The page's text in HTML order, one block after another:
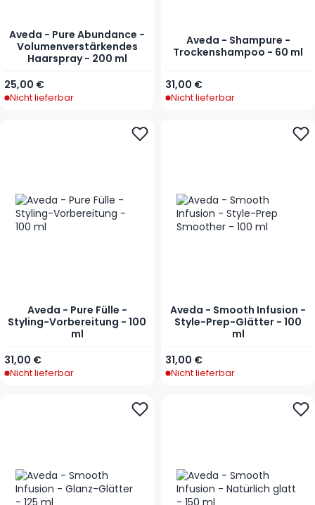
Aveda - Pure Abundance -
Volumenverstärkendes
Haarspray - 200 ml
25,00 €
Nicht lieferbar
Aveda - Shampure -
Trockenshampoo - 60 ml
31,00 €
Nicht lieferbar
Aveda - Pure Fülle -
Styling-Vorbereitung - 100
ml
31,00 €
Nicht lieferbar
Aveda - Smooth Infusion -
Style-Prep-Glätter - 100
ml
31,00 €
Nicht lieferbar